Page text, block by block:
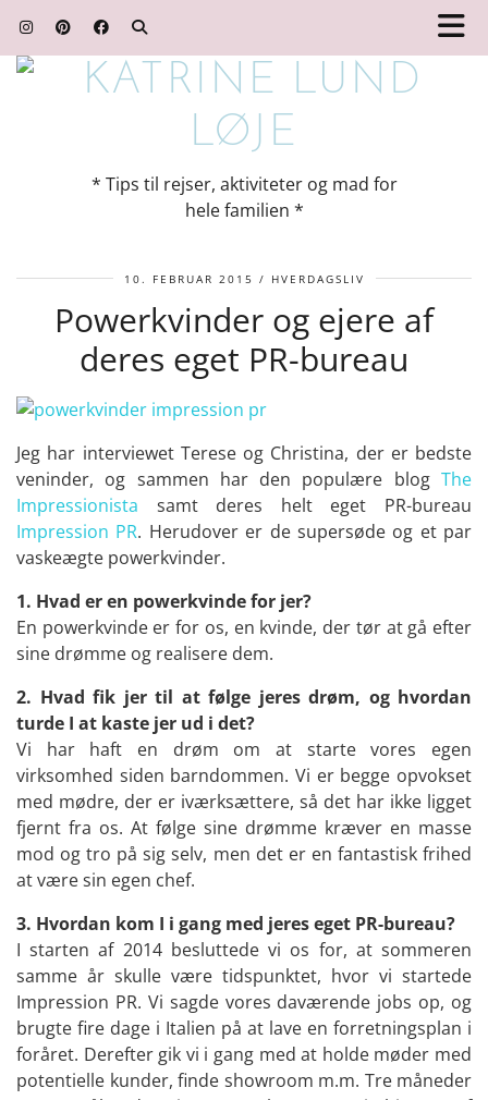
* Tips til rejser, aktiviteter og mad for
hele familien *
10. FEBRUAR 2015 HVERDAGSLIV
Powerkvinder og ejere af
deres eget PR-bureau
Jeg har interviewet Terese og Christina, der er bedste
veninder, og sammen har den populære blog The
Impressionista samt deres helt eget PR-bureau
Impression PR. Herudover er de supersøde og et par
vaskeægte powerkvinder.
1. Hvad er en powerkvinde for jer?
En powerkvinde er for os, en kvinde, der tør at gå efter
sine drømme og realisere dem.
2. Hvad fik jer til at følge jeres drøm, og hvordan
turde I at kaste jer ud i det?
Vi har haft en drøm om at starte vores egen
virksomhed siden barndommen. Vi er begge opvokset
med mødre, der er iværksættere, så det har ikke ligget
fjernt fra os. At følge sine drømme kræver en masse
mod og tro på sig selv, men det er en fantastisk frihed
at være sin egen chef.
3. Hvordan kom I i gang med jeres eget PR-bureau?
I starten af 2014 besluttede vi os for, at sommeren
samme år skulle være tidspunktet, hvor vi startede
Impression PR. Vi sagde vores daværende jobs op, og
brugte fire dage i Italien på at lave en forretningsplan i
foråret. Derefter gik vi i gang med at holde møder med
potentielle kunder, finde showroom m.m. Tre måneder